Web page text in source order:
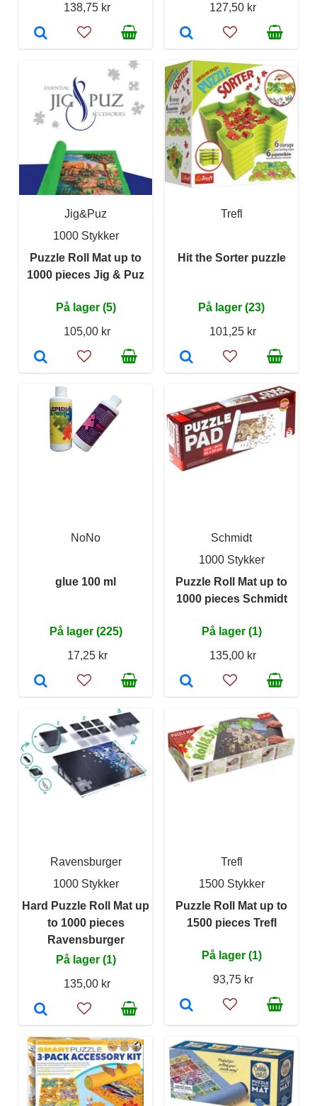
138,75 kr
127,50 kr
Jig&Puz
1000 Stykker
Puzzle Roll Mat up to
1000 pieces Jig & Puz
På lager (5)
105,00 kr
Trefl
Hit the Sorter puzzle
På lager (23)
101,25 kr
NoNo
glue 100 ml
På lager (225)
17,25 kr
Schmidt
1000 Stykker
Puzzle Roll Mat up to
1000 pieces Schmidt
På lager (1)
135,00 kr
Ravensburger
1000 Stykker
Hard Puzzle Roll Mat up
to 1000 pieces
Ravensburger
På lager (1)
135,00 kr
Trefl
1500 Stykker
Puzzle Roll Mat up to
1500 pieces Trefl
På lager (1)
93,75 kr